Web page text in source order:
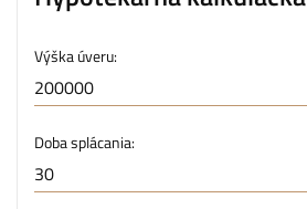
Výška úveru:
Doba splácania: